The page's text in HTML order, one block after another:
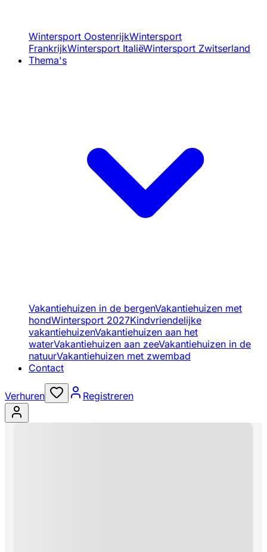
Wintersport OostenrijkWintersport
FrankrijkWintersport ItaliëWintersport Zwitserland
Thema's
Vakantiehuizen in de bergenVakantiehuizen met
hondWintersport 2027Kindvriendelijke
vakantiehuizenVakantiehuizen aan het
waterVakantiehuizen aan zeeVakantiehuizen in de
natuurVakantiehuizen met zwembad
Contact
Verhuren Registreren